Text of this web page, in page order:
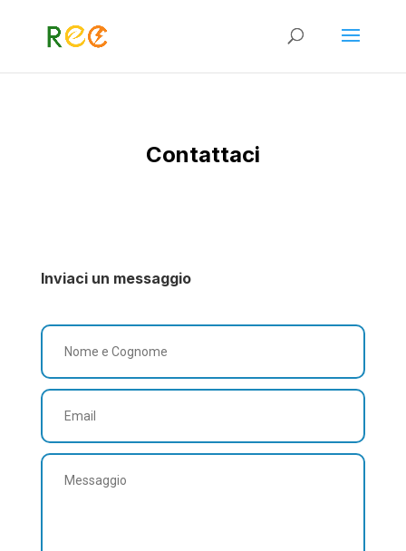
Contattaci
Inviaci un messaggio